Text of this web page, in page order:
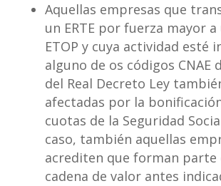
Aquellas empresas que
un ERTE por fuerza mayor a
ETOP y cuya actividad esté
alguno de os códigos CNAE
del Real Decreto Ley
afectadas por la
cuotas de la Seguridad
caso, también aquellas
acrediten que forman parte
cadena de valor antes